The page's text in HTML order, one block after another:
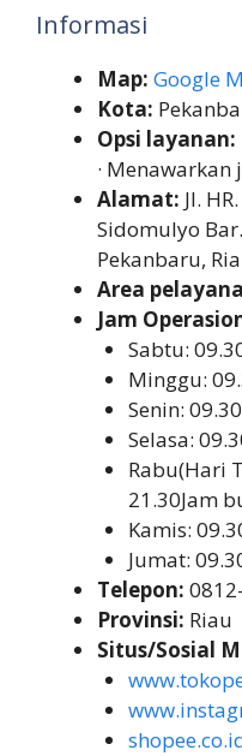
Informasi
Map: Google
Kota:
Opsi layanan:
·
Alamat: Jl.
Sidomulyo
Pekanbaru,
Area
Jam
Sabtu:
Minggu:
Senin:
Selasa:
Rabu(Hari
21.30Jam
Kamis:
Jumat:
Telepon:
Provinsi: Riau
Situs/Sosial